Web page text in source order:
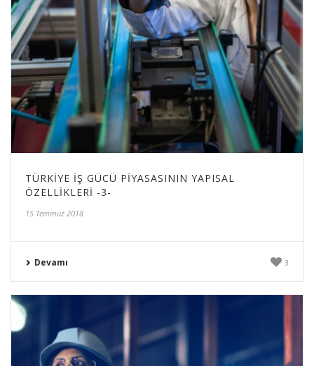
TÜRKIYE İŞ GÜCÜ PIYASASININ YAPISAL
ÖZELLIKLERI -3-
15 Temmuz 2018
Devamı 3